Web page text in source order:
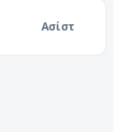
Ασίστ